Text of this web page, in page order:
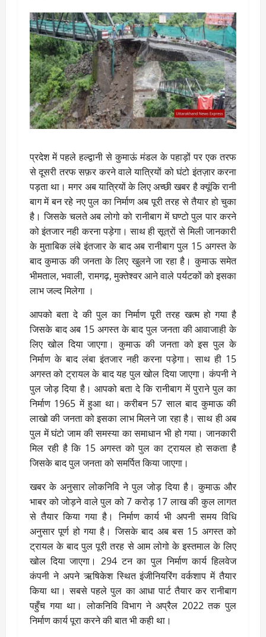
प्रदेश में पहले हल्द्वानी से कुमाऊं मंडल के पहाड़ों पर एक तरफ
से दूसरी तरफ सफ़र करने वाले यात्रियों को घंटो इंतज़ार करना
पड़ता था। मगर अब यात्रियों के लिए अच्छी खबर है क्यूंकि रानी
बाग में बन रहे नए पुल का निर्माण अब पूरी तरह से तैयार हो चुका
है। जिसके चलते अब लोगो को रानीबाग में घण्टो पुल पार करने
को इंतजार नही करना पड़ेगा। साथ ही सूत्रों से मिली जानकारी
के मुताबिक लंबे इंतजार के बाद अब रानीबाग पुल 15 अगस्त के
बाद कुमाऊ की जनता के लिए खुलने जा रहा है। कुमाऊ समेत
भीमताल, भवाली, रामगढ़, मुक्तेश्वर आने वाले पर्यटकों को इसका
लाभ जल्द मिलेगा ।
आपको बता दे की पुल का निर्माण पूरी तरह खत्म हो गया है
जिसके बाद अब 15 अगस्त के बाद पुल जनता की आवाजाही के
लिए खोल दिया जाएगा। कुमाऊ की जनता को इस पुल के
निर्माण के बाद लंबा इंतजार नही करना पड़ेगा। साथ ही 15
अगस्त को ट्रायल के बाद यह पुल खोल दिया जाएगा। कंपनी ने
पुल जोड़ दिया है। आपको बता दे कि रानीबाग में पुराने पुल का
निर्माण 1965 में हुआ था। करीबन 57 साल बाद कुमाऊ की
लाखो की जनता को इसका लाभ मिलने जा रहा है। साथ ही अब
पुल में घंटो जाम की समस्या का समाधान भी हो गया। जानकारी
मिल रही है कि 15 अगस्त को पुल का ट्रायल हो सकता है
जिसके बाद पुल जनता को समर्पित किया जाएगा।
खबर के अनुसार लोकनिवि ने पुल जोड़ दिया है। कुमाऊ और
भाबर को जोड़ने वाले पुल को 7 करोड़ 17 लाख की कुल लागत
से तैयार किया गया है। निर्माण कार्य भी अपनी समय विधि
अनुसार पूर्ण हो गया है। जिसके बाद अब बस 15 अगस्त को
ट्रायल के बाद पुल पूरी तरह से आम लोगो के इस्तमाल के लिए
खोल दिया जाएगा। 294 टन का पुल निर्माण कार्य हिलवेज
कंपनी ने अपने ऋषिकेश स्थित इंजीनियरिंग वर्कशाप में तैयार
किया था। सबसे पहले पुल का आधा पार्ट तैयार कर रानीबाग
पहुँच गया था। लोकनिवि विभाग ने अप्रैल 2022 तक पुल
निर्माण कार्य पूरा करने की बात भी कही था।